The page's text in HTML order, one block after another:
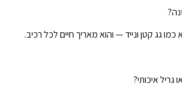
כמו גג קטן ונייד — והוא מאריך חיים לכל רכיב.
איכותי?